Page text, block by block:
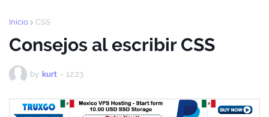
Inicio CSS
Consejos al escribir CSS
by kurt - 12:23